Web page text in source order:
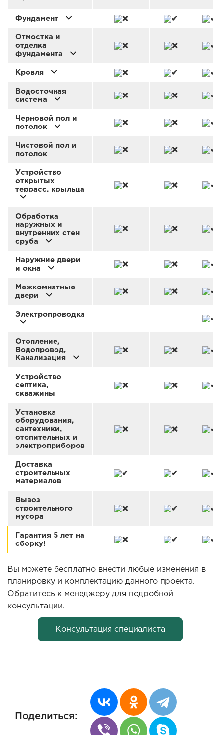
Фундамент
Отмостка и
отделка
фундамента
Кровля
Водосточная
система
Черновой пол и
потолок
Чистовой пол и
потолок
Устройство
открытых
террасс, крыльца
Обработка
наружных и
внутренних стен
сруба
Наружние двери
и окна
Межкомнатные
двери
Электропроводка
Отопление,
Водопровод,
Канализация
Устройство
септика,
скважины
Установка
оборудования,
сантехники,
отопительных и
электроприборов
Доставка
строительных
материалов
Вывоз
строительного
мусора
Гарантия 5 лет на
сборку!
Вы можете бесплатно внести любые изменения в
планировку и комплектацию данного проекта.
Обратитесь к менеджеру для подробной
консультации.
Консультация специалиста
Поделиться: